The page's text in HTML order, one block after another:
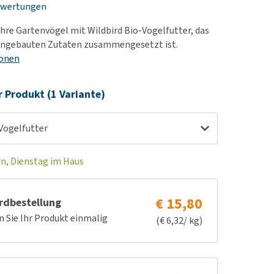
, Nieren- und
Fellprobleme und
ansehen
Gartenvögel mit Wildbird Bio-Vogelfutter, das
Zutaten zusammengesetzt ist.
Produkt (1 Variante)
Dienstag im Haus
Sie Ihr Produkt einmalig
€ 15,80
(€ 6,32/ kg)